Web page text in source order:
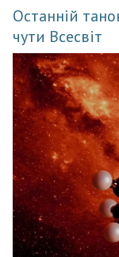
Останній
чути Всесвіт